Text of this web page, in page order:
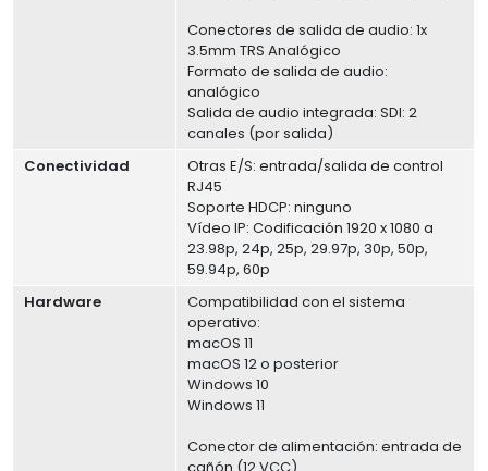
Conectores de salida de audio: 1x
3.5mm TRS Analógico
Formato de salida de audio:
analógico
Salida de audio integrada: SDI: 2
canales (por salida)
Conectividad
Otras E/S: entrada/salida de control
RJ45
Soporte HDCP: ninguno
Vídeo IP: Codificación 1920 x 1080 a
23.98p, 24p, 25p, 29.97p, 30p, 50p,
59.94p, 60p
Hardware
Compatibilidad con el sistema
operativo:
macOS 11
macOS 12 o posterior
Windows 10
Windows 11
Conector de alimentación: entrada de